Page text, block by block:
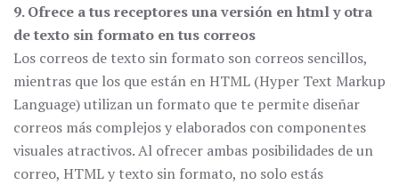
9. Ofrece a tus receptores una versión en html y otra
de texto sin formato en tus correos
Los correos de texto sin formato son correos sencillos,
mientras que los que están en HTML (Hyper Text Markup
Language) utilizan un formato que te permite diseñar
correos más complejos y elaborados con componentes
visuales atractivos. Al ofrecer ambas posibilidades de un
correo, HTML y texto sin formato, no solo estás